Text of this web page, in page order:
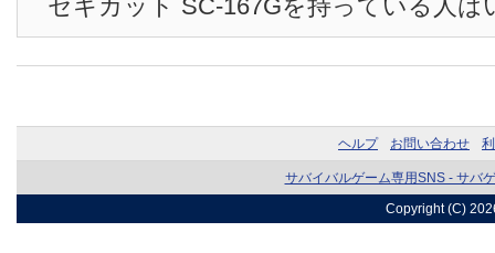
セキカット SC-167Gを持っている人は
ヘルプ お問い合わせ
サバイバルゲーム専用SNS - サバ
Copyright (C)